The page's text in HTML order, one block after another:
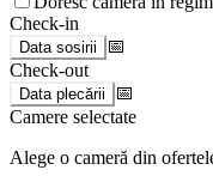
Check-in
Data sosirii
📅
Check-out
Data plecării
📅
Camere selectate
Alege o cameră din